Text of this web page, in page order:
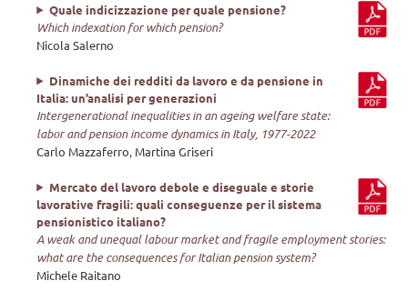
Quale indicizzazione per quale pensione?
Which indexation for which pension?
Nicola Salerno
Dinamiche dei redditi da lavoro e da pensione in
Italia: un’analisi per generazioni
Intergenerational inequalities in an ageing welfare state:
labor and pension income dynamics in Italy, 1977-2022
Carlo Mazzaferro, Martina Griseri
Mercato del lavoro debole e diseguale e storie
lavorative fragili: quali conseguenze per il sistema
pensionistico italiano?
A weak and unequal labour market and fragile employment stories:
what are the consequences for Italian pension system?
Michele Raitano